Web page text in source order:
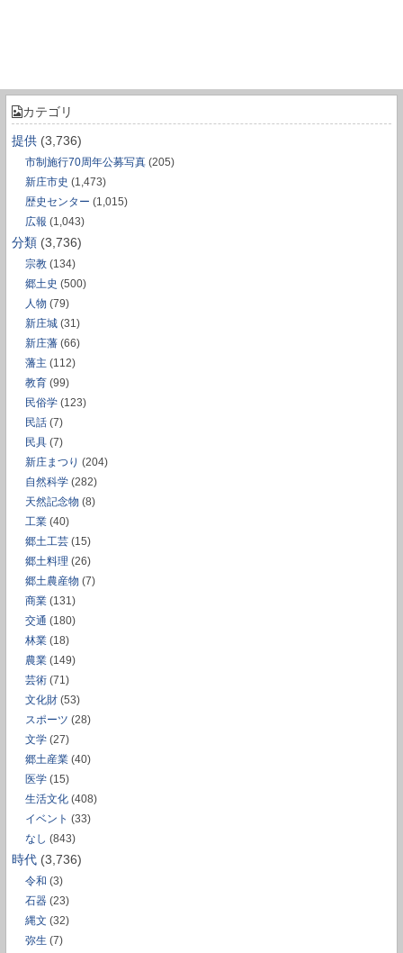
カテゴリ
提供 (3,736)
市制施行70周年公募写真 (205)
新庄市史 (1,473)
歴史センター (1,015)
広報 (1,043)
分類 (3,736)
宗教 (134)
郷土史 (500)
人物 (79)
新庄城 (31)
新庄藩 (66)
藩主 (112)
教育 (99)
民俗学 (123)
民話 (7)
民具 (7)
新庄まつり (204)
自然科学 (282)
天然記念物 (8)
工業 (40)
郷土工芸 (15)
郷土料理 (26)
郷土農産物 (7)
商業 (131)
交通 (180)
林業 (18)
農業 (149)
芸術 (71)
文化財 (53)
スポーツ (28)
文学 (27)
郷土産業 (40)
医学 (15)
生活文化 (408)
イベント (33)
なし (843)
時代 (3,736)
令和 (3)
石器 (23)
縄文 (32)
弥生 (7)